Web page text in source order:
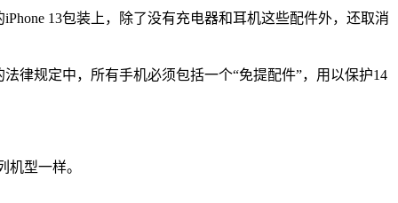
13包装上，除了没有充电器和耳机这些配件外，还取消
律规定中，所有手机必须包括一个“免提配件”，用以保护14
机型一样。